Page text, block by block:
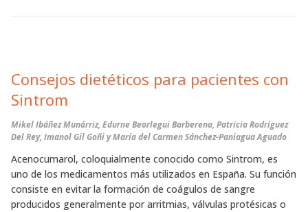
Consejos dietéticos para pacientes con
Sintrom
Mikel Ibáñez Munárriz, Edurne Beorlegui Barberena, Patricia Rodríguez
Del Rey, Imanol Gil Goñi y María del Carmen Sánchez-Paniagua Aguado
Acenocumarol, coloquialmente conocido como Sintrom, es
uno de los medicamentos más utilizados en España. Su función
consiste en evitar la formación de coágulos de sangre
producidos generalmente por arritmias, válvulas protésicas o